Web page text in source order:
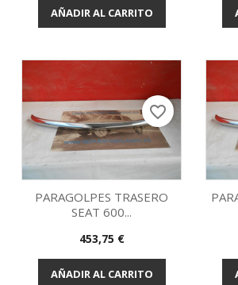
AÑADIR AL CARRITO
Vista rápida
PARAGOLPES TRASERO
SEAT 600...
Precio
453,75 €
AÑADIR AL CARRITO
favorite_border